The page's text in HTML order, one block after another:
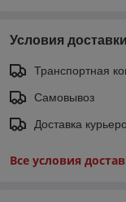
Условия доставки
Транспортная
Самовывоз
Доставка
Все условия